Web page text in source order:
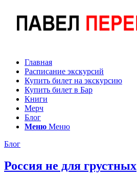
Главная
Расписание экскурсий
Купить билет на экскурсию
Купить билет в Бар
Книги
Мерч
Блог
Меню Меню
Блог
Россия не для грустных